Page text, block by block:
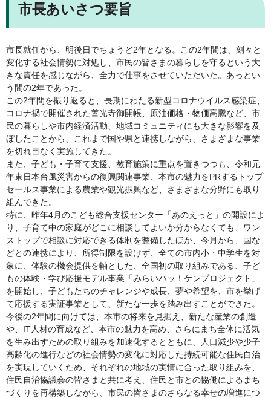
市長あいさつ要旨
市長就任から、明後日でちょうど2年となる。この2年間は、刻々と
変化する社会情勢に対処し、市民の皆さまの暮らしを守るという大
きな責任を感じながら、全力で仕事をさせていただいた。あっとい
う間の2年であった。
この2年間を振り返ると、長期にわたる新型コロナウイルス感染症、
コロナ禍で開催された善光寺御開帳、原油価格・物価高騰など、市
民の暮らしや市内経済活動、地域コミュニティにも大きな影響を及
ぼしたことから、これまで国や県と連携しながら、さまざまな事業
を切れ目なく実施してきた。
また、子ども・子育て支援、教育施策に重点を置きつつも、令和元
年東日本台風災害からの復興関連事業、本市の魅力をPRするトップ
セールス事業による農業や観光振興など、さまざまな分野にも取り
組んできた。
特に、昨年4月のこども総合支援センター「あのえっと」の開設によ
り、子育て中の家庭がどこに相談してよいか分からなくても、ワン
ストップで相談に対応できる体制を整備したほか、今月から、国な
どとの連携により、所得制限を設けず、全ての市内小・中学生を対
象に、体験の機会提供を軸とした、全国初の取り組みである、子ど
もの体験・学び応援モデル事業「みらいハッ！ケンプロジェクト」
を開始し、子どもたちのチャレンジや成長、夢や希望を、市を挙げ
て応援する実証事業として、新たな一歩を踏み出すことができた。
今後の2年間に向けては、本市の将来を見据え、新たな産業の創造
や、IT人材の育成など、本市の魅力を高め、さらにまち全体に活気
を生み出すための取り組みを加速化するとともに、人口減少や少子
高齢化の進行などの社会情勢の変化に対応した持続可能な住民自治
を実現していくため、それぞれの地域の実情に合った取り組みを、
住民自治協議会の皆さまと共に考え、住民と市との協働によるまち
づくりを再構築しながら、市民の皆さまのさらなる幸せの増進につ